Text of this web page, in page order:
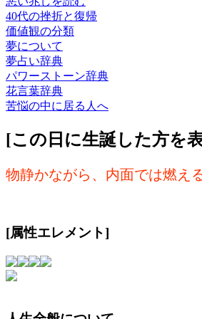
40代の挫折と復帰
価値観の分類
夢について
夢占い辞典
パワーストーン辞典
花言葉辞典
苦悩の中に居る人へ
[この日に生誕した方を
物静かながら、内面では燃え
[属性エレメント]